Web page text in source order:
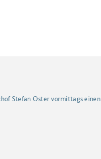
Stefan Oster vormittags einen